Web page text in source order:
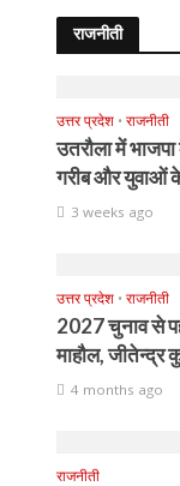
राजनीती
उत्तर प्रदेश • राजनीती
उतरौला में
गरीब और युवाओं
3 weeks ago
उत्तर प्रदेश • राजनीती
2027 चुनाव से
माहौल, जीतेन्द्र
4 months ago
राजनीती